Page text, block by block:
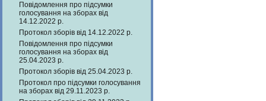
Повідомлення про підсумки
голосування на зборах від
14.12.2022 р.
Протокол зборів від 14.12.2022 р.
Повідомлення про підсумки
голосування на зборах від
25.04.2023 р.
Протокол зборів від 25.04.2023 р.
Протокол про підсумки голосування
на зборах від 29.11.2023 р.